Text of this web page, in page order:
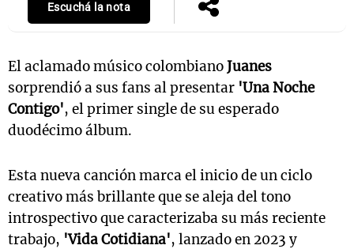
Escuchá la nota
El aclamado músico colombianoJuanes
sorprendió a sus fans al presentar 'Una Noche
Contigo', el primer single de su esperado
duodécimo álbum.
Esta nueva canción marca el inicio de un ciclo
creativo más brillante que se aleja del tono
introspectivo que caracterizaba su más reciente
trabajo, 'Vida Cotidiana', lanzado en 2023 y
Mundial 2026